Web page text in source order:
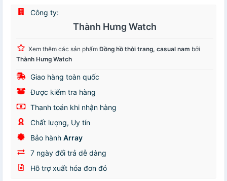
Công ty:
Thành Hưng Watch
Xem thêm các sản phẩmĐồng hồ thời trang, casual nam bởi
Thành Hưng Watch
Giao hàng toàn quốc
Được kiểm tra hàng
Thanh toán khi nhận hàng
Chất lượng, Uy tín
Bảo hành Array
7 ngày đổi trả dễ dàng
Hỗ trợ xuất hóa đơn đỏ